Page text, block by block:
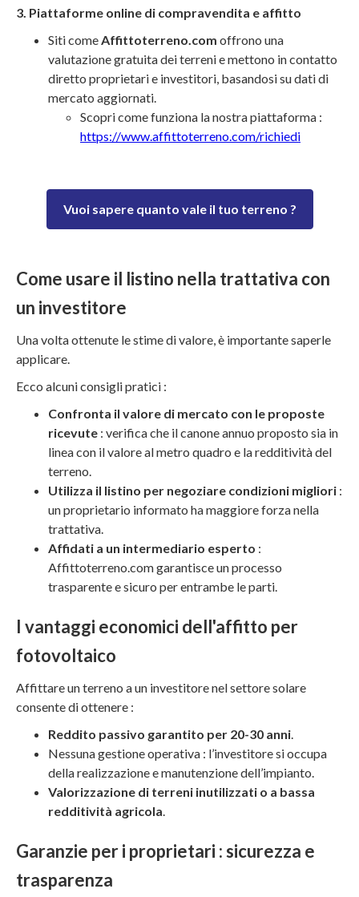
3. Piattaforme online di compravendita e affitto
Siti comeAffittoterreno.com offrono una
valutazione gratuita dei terreni e mettono in contatto
diretto proprietari e investitori, basandosi su dati di
mercato aggiornati.
Scopri come funziona la nostra piattaforma :
https://www.affittoterreno.com/richiedi
Vuoi sapere quanto vale il tuo terreno ?
Come usare il listino nella trattativa con
un investitore
Una volta ottenute le stime di valore, è importante saperle
applicare.
Ecco alcuni consigli pratici :
Confronta il valore di mercato con le proposte
ricevute : verifica che il canone annuo proposto sia in
linea con il valore al metro quadro e la redditività del
terreno.
Utilizza il listino per negoziare condizioni migliori :
un proprietario informato ha maggiore forza nella
trattativa.
Affidati a un intermediario esperto :
Affittoterreno.com garantisce un processo
trasparente e sicuro per entrambe le parti.
I vantaggi economici dell'affitto per
fotovoltaico
Affittare un terreno a un investitore nel settore solare
consente di ottenere :
Reddito passivo garantito per 20-30 anni.
Nessuna gestione operativa : l’investitore si occupa
della realizzazione e manutenzione dell’impianto.
Valorizzazione di terreni inutilizzati o a bassa
redditività agricola.
Garanzie per i proprietari : sicurezza e
trasparenza